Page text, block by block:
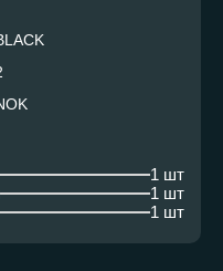
1 шт
1 шт
1 шт